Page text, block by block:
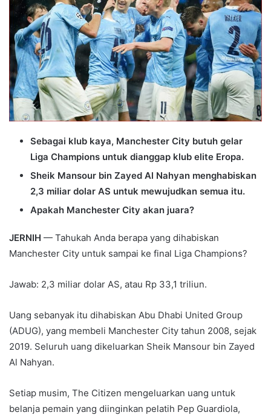
Sebagai klub kaya, Manchester City butuh gelar
Liga Champions untuk dianggap klub elite Eropa.
Sheik Mansour bin Zayed Al Nahyan menghabiskan
2,3 miliar dolar AS untuk mewujudkan semua itu.
Apakah Manchester City akan juara?
JERNIH — Tahukah Anda berapa yang dihabiskan
Manchester City untuk sampai ke final Liga Champions?
Jawab: 2,3 miliar dolar AS, atau Rp 33,1 triliun.
Uang sebanyak itu dihabiskan Abu Dhabi United Group
(ADUG), yang membeli Manchester City tahun 2008, sejak
2019. Seluruh uang dikeluarkan Sheik Mansour bin Zayed
Al Nahyan.
Setiap musim, The Citizen mengeluarkan uang untuk
belanja pemain yang diinginkan pelatih Pep Guardiola,